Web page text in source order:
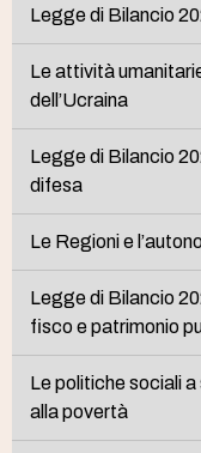
Legge di Bilancio
Le attività
dell’Ucraina
Legge di Bilancio
difesa
Le Regioni e
Legge di Bilancio
fisco e patrimonio
Le politiche sociali
alla povertà